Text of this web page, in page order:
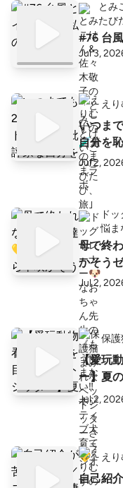
とみ
たび
#76 台
Jul 3,
え
いつま
自分を
Jul 2,
ド
悩ま
母で終
かそう
Jul 2,
保護
【愛玩
ー】夏
Jul 2,
え
自己紹